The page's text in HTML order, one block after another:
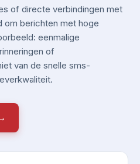
of directe verbindingen met
om berichten met hoge
eenmalige
of
van de snelle sms-